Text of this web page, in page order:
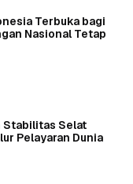
Terbuka bagi
Nasional Tetap
Stabilitas Selat
Pelayaran Dunia